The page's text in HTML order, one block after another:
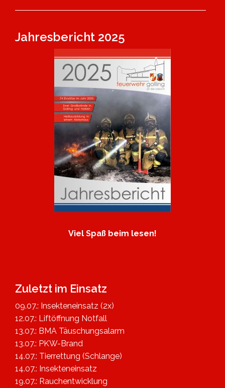
Jahresbericht 2025
Viel Spaß beim lesen!
Zuletzt im Einsatz
09.07.: Insekteneinsatz (2x)
12.07.: Liftöffnung Notfall
13.07.: BMA Täuschungsalarm
13.07.: PKW-Brand
14.07.: Tierrettung (Schlange)
14.07.: Insekteneinsatz
19.07.: Rauchentwicklung